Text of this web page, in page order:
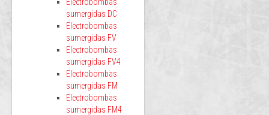
sumergidas DC
Electrobombas
sumergidas FV
Electrobombas
sumergidas FV4
Electrobombas
sumergidas FM
Electrobombas
sumergidas FM4